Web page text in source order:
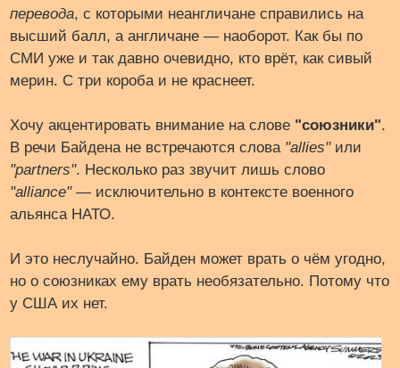
перевода, с которыми неангличане справились на
высший балл, а англичане — наоборот. Как бы по
СМИ уже и так давно очевидно, кто врёт, как сивый
мерин. С три короба и не краснеет.
Хочу акцентировать внимание на слове "союзники".
В речи Байдена не встречаются слова "allies"или
"partners". Несколько раз звучит лишь слово
"alliance"— исключительно в контексте военного
альянса НАТО.
И это неслучайно. Байден может врать о чём угодно,
но о союзниках ему врать необязательно. Потому что
у США их нет.